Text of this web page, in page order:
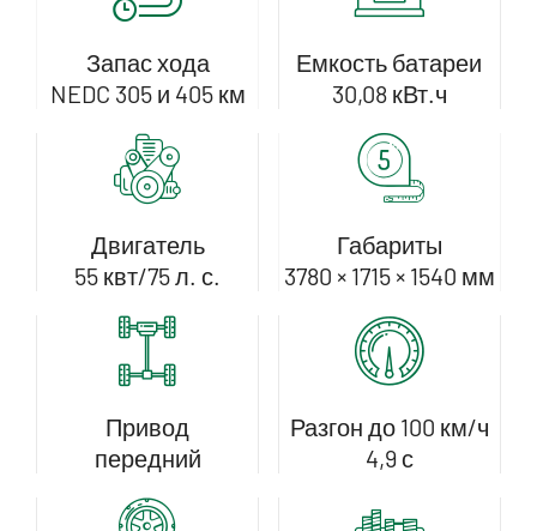
Запас хода
NEDC 305 и 405 км
Емкость батареи
30,08 кВт.ч
Двигатель
55 квт/75 л. с.
Габариты
3780 × 1715 × 1540 мм
Привод
передний
Разгон до 100 км/ч
4,9 с